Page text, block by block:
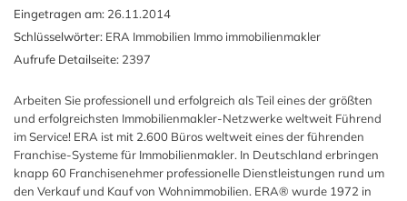
Eingetragen am: 26.11.2014
Schlüsselwörter: ERA Immobilien Immo immobilienmakler
Aufrufe Detailseite: 2397
Arbeiten Sie professionell und erfolgreich als Teil eines der größten
und erfolgreichsten Immobilienmakler-Netzwerke weltweit Führend
im Service! ERA ist mit 2.600 Büros weltweit eines der führenden
Franchise-Systeme für Immobilienmakler. In Deutschland erbringen
knapp 60 Franchisenehmer professionelle Dienstleistungen rund um
den Verkauf und Kauf von Wohnimmobilien. ERA® wurde 1972 in